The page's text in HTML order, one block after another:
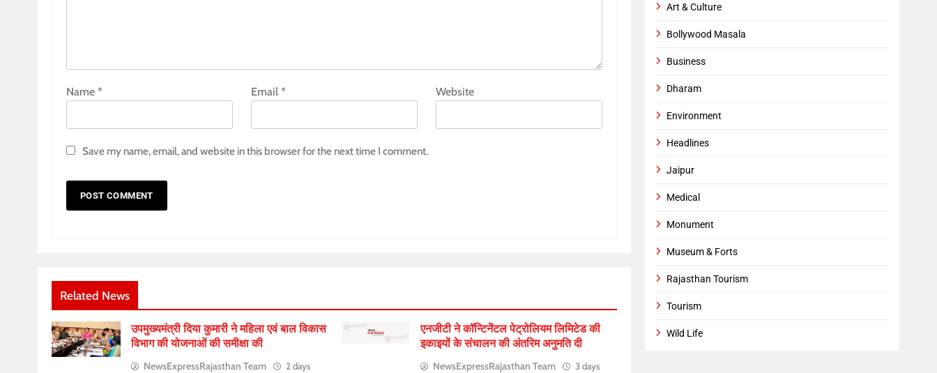
Name * Email* Website
Save my name, email, and website in this browser for the next time I comment.
Related News
उपमुख्यमंत्री दिया कुमारी ने महिला एवं बाल विकास
विभाग की योजनाओं की समीक्षा की
NewsExpressRajasthan Team 2 days
एनजीटी ने कॉन्टिनेंटल पेट्रोलियम लिमिटेड की
इकाइयों के संचालन की अंतरिम अनुमति दी
NewsExpressRajasthan Team 3 days
Art & Culture
Bollywood Masala
Business
Dharam
Environment
Headlines
Jaipur
Medical
Monument
Museum & Forts
Rajasthan Tourism
Tourism
Wild Life